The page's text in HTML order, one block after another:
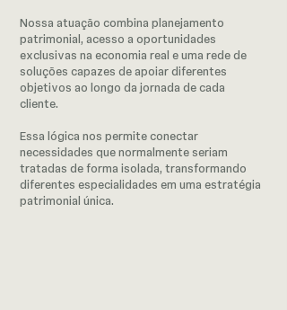
Nossa atuação combina planejamento
patrimonial, acesso a oportunidades
exclusivas na economia real e uma rede de
soluções capazes de apoiar diferentes
objetivos ao longo da jornada de cada
cliente.
Essa lógica nos permite conectar
necessidades que normalmente seriam
tratadas de forma isolada, transformando
diferentes especialidades em uma estratégia
patrimonial única.